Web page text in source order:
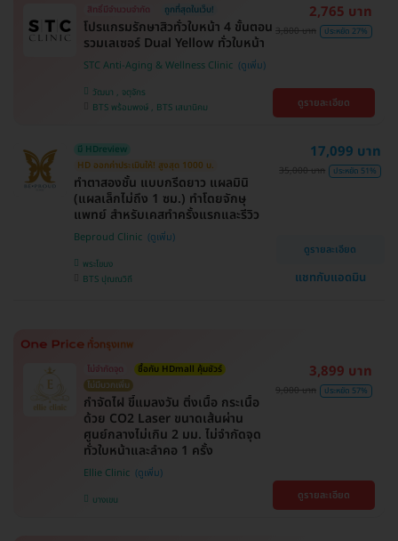
สิทธิ์มีจำนวนจำกัด ถูกที่สุดในเว็บ!
โปรแกรมรักษาสิวทั่วใบหน้า 4 ขั้นตอน
รวมเลเซอร์ Dual Yellow ทั่วใบหน้า
STC Anti-Aging & Wellness Clinic
วัฒนา , จตุจักร
BTS พร้อมพงษ์ , BTS เสนานิคม
2,765 บาท
3,800 บาท ประหยัด 27%
ดูรายละเอียด
มี HDreview
HD ออกค่าประเมินให้! สูงสุด 1000 บ.
ทำตาสองชั้น แบบกรีดยาว แผลมินิ
(แผลเล็กไม่ถึง 1 ซม.) ทำโดยจักษุ
แพทย์ สำหรับเคสทำครั้งแรกและรีวิว
Beproud Clinic
พระโขนง
BTS ปุณณวิถี
17,099 บาท
35,000 บาท ประหยัด 51%
ดูรายละเอียด
แชทกับแอดมิน
ไม่จำกัดจุด
ซื้อกับ HDmall คุ้มชัวร์
ไม่มีบวกเพิ่ม
กำจัดไฝ ขี้แมลงวัน ติ่งเนื้อ กระเนื้อ
ด้วย CO2 Laser ขนาดเส้นผ่าน
ศูนย์กลางไม่เกิน 2 มม. ไม่จำกัดจุด
ทั่วใบหน้าและลำคอ 1 ครั้ง
Ellie Clinic
บางเขน
3,899 บาท
9,000 บาท ประหยัด 57%
ดูรายละเอียด